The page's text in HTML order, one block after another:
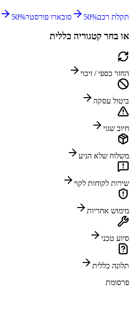
תקלת רכב 50% סובארו פורסטר 50%
או בחר קטגוריה כללית
החזר כספי / זיכוי
ביטול עסקה
חיוב שגוי
משלוח שלא הגיע
שירות לקוחות לקוי
מימוש אחריות
סיוע טכני
תלונה כללית
פרסומת